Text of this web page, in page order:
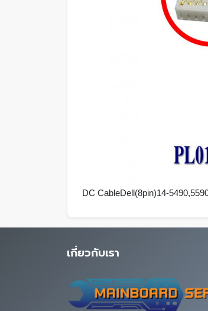
DC CableDell(8pin)14-
เกี่ยวกับเรา